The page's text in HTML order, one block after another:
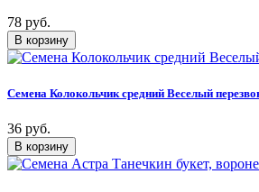
78 руб.
Семена Колокольчик средний Веселый
36 руб.